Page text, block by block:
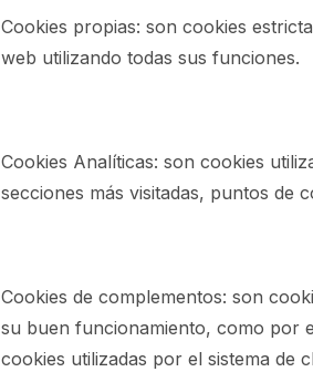
Cookies propias: son cookies
web utilizando todas sus funciones.
Cookies Analíticas: son cookies
secciones más visitadas, puntos de
Cookies de complementos: son
su buen funcionamiento, como por
cookies utilizadas por el sistema de